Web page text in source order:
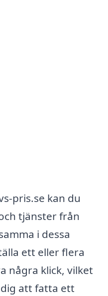
pris.se kan du
tjänster från
i dessa
ett eller flera
några klick, vilket
att fatta ett